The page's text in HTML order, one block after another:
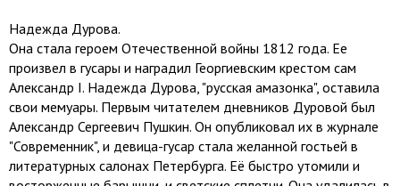
Надежда Дурова.
Она стала героем Отечественной войны 1812 года. Ее
произвел в гусары и наградил Георгиевским крестом сам
Александр I. Надежда Дурова, "русская амазонка", оставила
свои мемуары. Первым читателем дневников Дуровой был
Александр Сергеевич Пушкин. Он опубликовал их в журнале
"Современник", и девица-гусар стала желанной гостьей в
литературных салонах Петербурга. Её быстро утомили и